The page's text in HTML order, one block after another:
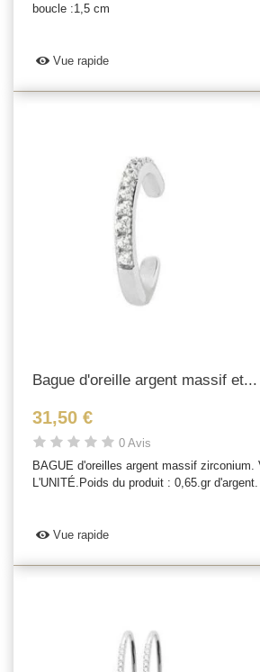
boucle :1,5 cm
Vue rapide
Bague d'oreille argent massif et...
31,50 €
0 Avis
BAGUE d'oreilles argent massif zirconium.
L'UNITÉ.Poids du produit : 0,65.gr d'argent.
Vue rapide